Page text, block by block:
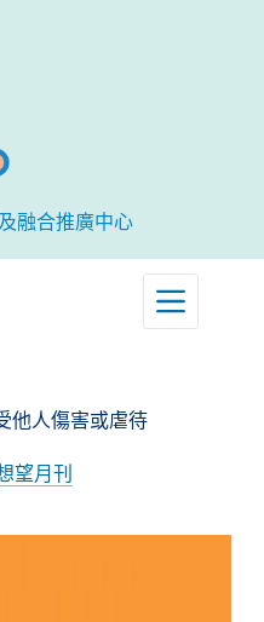
融合推廣中心
他人傷害或虐待
望月刊